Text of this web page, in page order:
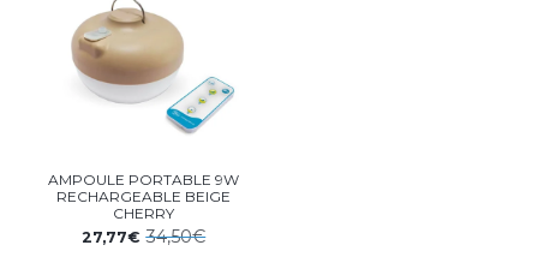
AMPOULE PORTABLE 9W
RECHARGEABLE BEIGE
CHERRY
27,77€34,50€